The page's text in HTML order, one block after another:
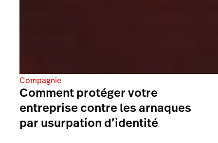
Compagnie
Comment protéger votre
entreprise contre les arnaques
par usurpation d’identité